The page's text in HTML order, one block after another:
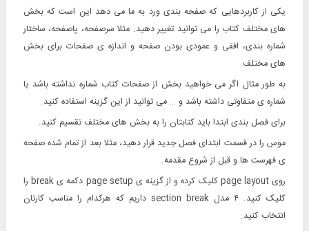
یکی از کاربردهایی که صفحه بندی ورد به ما می دهد این است که بخش
های مختلف کتاب را می توانید تغییر دهید. مثلا سرصفحه، پاصفحه، ساختار
شماره بندی، افقی و عمودی بودن صفحه و اندازه ی صفحات برای بخش
های مختلف.
به طور مثال اگر می خواهید بخش از صفحات کتاب شماره نداشته باشد یا
شماره ی متفاوتی داشته باشد و … می توانید از این گزینه استفاده کنید.
برای فصل بندی ابتدا باید کتابتان را به بخش های مختلف تقسیم کنید.
موس را در قسمت ابتدای فصل جدید قرار دهید، مثلا بعد از تمام شده صفحه
ی فهرست ها و قبل از شروع مقدمه.
روی page layout کلیک کرده و از گزینه ی page setup دکمه ی break را
کلیک کنید. ۴ مدل section break داریم که هرکدام را مناسب کارتان
انتخاب کنید.